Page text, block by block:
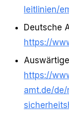
leitlinien/
Deutsche
https://
https://
amt.de/